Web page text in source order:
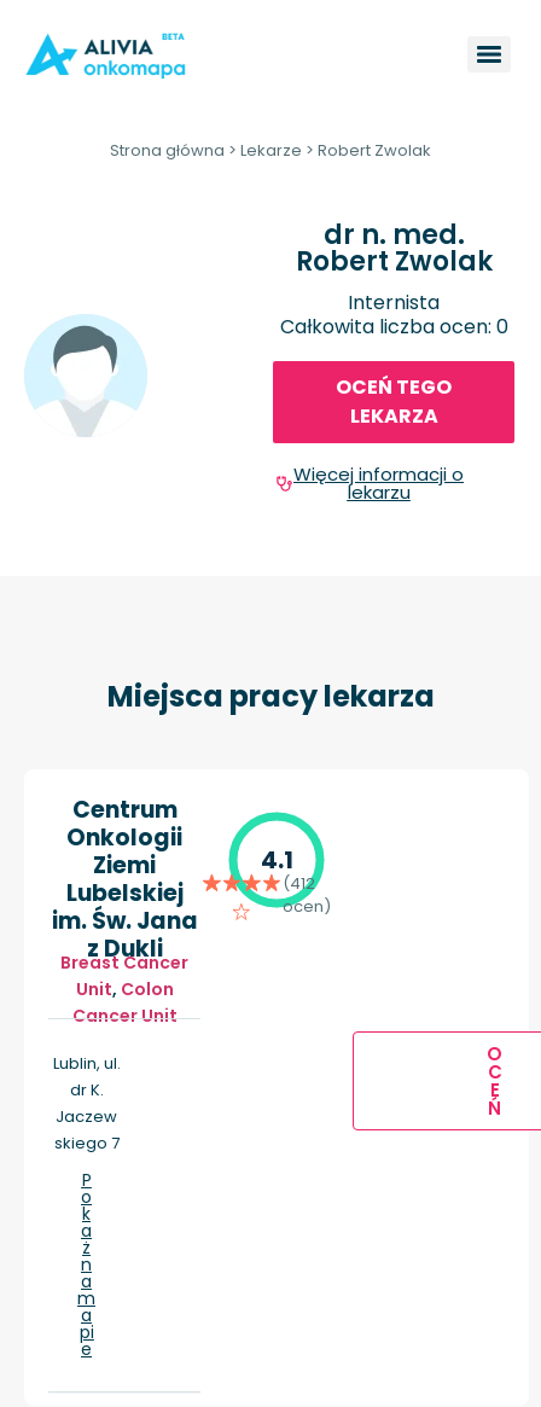
Strona główna > Lekarze > Robert Zwolak
dr n. med.
Robert Zwolak
Internista
Całkowita liczba ocen: 0
OCEŃ TEGO
LEKARZA
Więcej informacji o
lekarzu
Miejsca pracy lekarza
Centrum
Onkologii
Ziemi
Lubelskiej
im. Św. Jana
z Dukli
Breast Cancer
Unit, Colon
Cancer Unit
Lublin, ul.
dr K.
Jaczew
skiego 7
P
o
k
a
ż
n
a
m
a
pi
e
4.1
(412
ocen)
O
C
E
Ń